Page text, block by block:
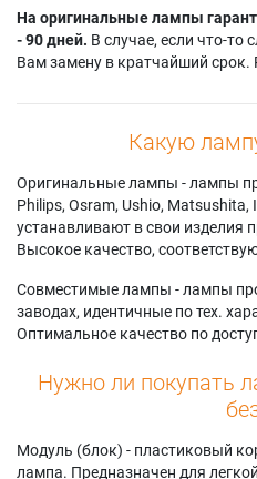
На оригинальные лампы
- 90 дней. В случае, если что-
Вам замену в кратчайший срок.
Какую
Оригинальные лампы - лампы
Philips, Osram, Ushio,
устанавливают в свои изделия
Высокое качество,
Совместимые лампы - лампы
заводах, идентичные по тех.
Оптимальное качество по
Нужно ли покупать
Модуль (блок) - пластиковый
лампа. Предназначен для